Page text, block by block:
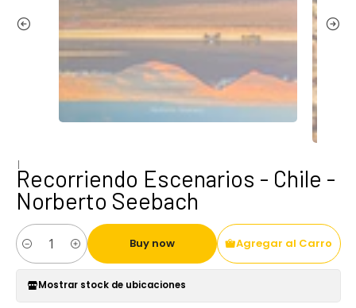
|
Recorriendo Escenarios - Chile -
Norberto Seebach
Cantidad Agregar al Carro
Buy now
Mostrar stock de ubicaciones